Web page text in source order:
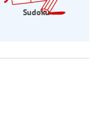
Sudoku